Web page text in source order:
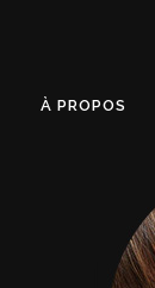
À PROPOS